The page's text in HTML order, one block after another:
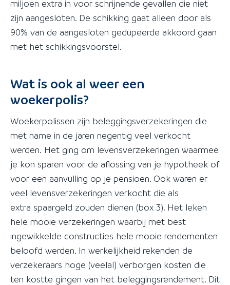
miljoen extra in voor schrijnende gevallen die niet
zijn aangesloten. De schikking gaat alleen door als
90% van de aangesloten gedupeerde akkoord gaan
met het schikkingsvoorstel.
Wat is ook al weer een
woekerpolis?
Woekerpolissen zijn beleggingsverzekeringen die
met name in de jaren negentig veel verkocht
werden. Het ging om levensverzekeringen waarmee
je kon sparen voor de aflossing van je hypotheek of
voor een aanvulling op je pensioen. Ook waren er
veel levensverzekeringen verkocht die als
extra spaargeld zouden dienen (box 3). Het leken
hele mooie verzekeringen waarbij met best
ingewikkelde constructies hele mooie rendementen
beloofd werden. In werkelijkheid rekenden de
verzekeraars hoge (veelal) verborgen kosten die
ten kostte gingen van het beleggingsrendement. Dit